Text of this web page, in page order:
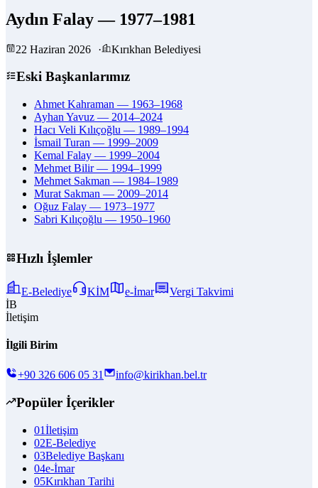
Aydın Falay — 1977–1981
22 Haziran 2026 · Kırıkhan Belediyesi
Eski Başkanlarımız
Ahmet Kahraman — 1963–1968
Ayhan Yavuz — 2014–2024
Hacı Veli Kılıçoğlu — 1989–1994
İsmail Turan — 1999–2009
Kemal Falay — 1999–2004
Mehmet Bilir — 1994–1999
Mehmet Sakman — 1984–1989
Murat Sakman — 2009–2014
Oğuz Falay — 1973–1977
Sabri Kılıçoğlu — 1950–1960
Hızlı İşlemler
E-Belediye KİM e-İmar
Vergi Takvimi
İB
İletişim
İlgili Birim
+90 326 606 05 31 info@kirikhan.bel.tr
Popüler İçerikler
01İletişim
02E-Belediye
03Belediye Başkanı
04e-İmar
05Kırıkhan Tarihi